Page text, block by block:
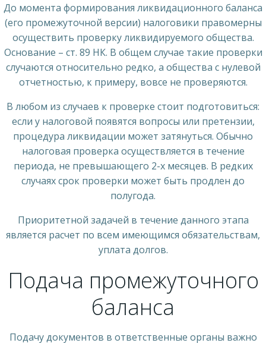
До момента формирования ликвидационного баланса
(его промежуточной версии) налоговики правомерны
осуществить проверку ликвидируемого общества.
Основание – ст. 89 НК. В общем случае такие проверки
случаются относительно редко, а общества с нулевой
отчетностью, к примеру, вовсе не проверяются.
В любом из случаев к проверке стоит подготовиться:
если у налоговой появятся вопросы или претензии,
процедура ликвидации может затянуться. Обычно
налоговая проверка осуществляется в течение
периода, не превышающего 2-х месяцев. В редких
случаях срок проверки может быть продлен до
полугода.
Приоритетной задачей в течение данного этапа
является расчет по всем имеющимся обязательствам,
уплата долгов.
Подача промежуточного
баланса
Подачу документов в ответственные органы важно